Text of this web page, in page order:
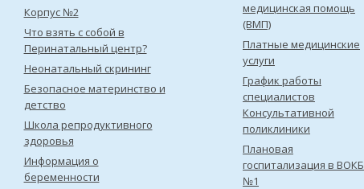
Корпус №2
Что взять с собой в
Перинатальный центр?
Неонатальный скрининг
Безопасное материнство и
детство
Школа репродуктивного
здоровья
Информация о
беременности
медицинская помощь
(ВМП)
Платные медицинские
услуги
График работы
специалистов
Консультативной
поликлиники
Плановая
госпитализация в ВОКБ
№1